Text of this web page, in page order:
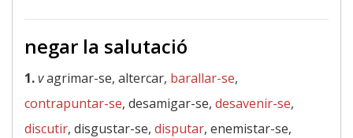
negar la salutació
1.vagrimar-se, altercar, barallar-se,
contrapuntar-se, desamigar-se, desavenir-se,
discutir, disgustar-se, disputar, enemistar-se,